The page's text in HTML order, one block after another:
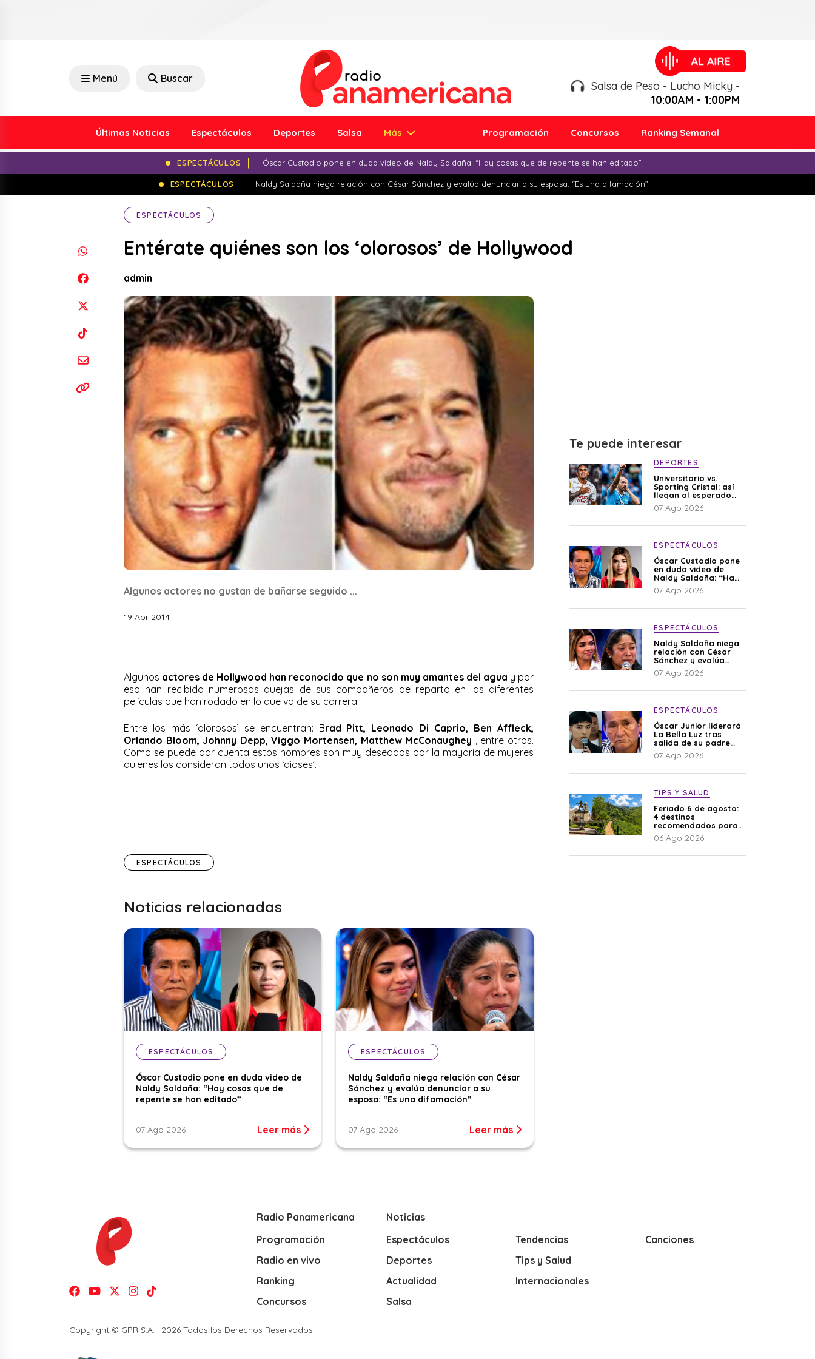
Menú Buscar
Salsa de Peso - Lucho Micky -
10:00AM - 1:00PM
Últimas Noticias Espectáculos Deportes Salsa Más Programación Concursos Ranking Semanal
ESPECTÁCULOS Óscar Custodio pone en duda video de Naldy Saldaña: “Hay cosas que de repente se han editado”
ESPECTÁCULOS Naldy Saldaña niega relación con César Sánchez y evalúa denunciar a su esposa: “Es una difamación”
ESPECTÁCULOS
Entérate quiénes son los ‘olorosos’ de Hollywood
admin
Algunos actores no gustan de bañarse seguido ...
19 Abr 2014
Algunos actores de Hollywood han reconocido que no son muy amantes del agua y por
eso han recibido numerosas quejas de sus compañeros de reparto en las diferentes
películas que han rodado en lo que va de su carrera.
Entre los más ‘olorosos’ se encuentran: Brad Pitt, Leonado Di Caprio, Ben Affleck,
Orlando Bloom, Johnny Depp, Viggo Mortensen, Matthew McConaughey , entre otros.
Como se puede dar cuenta estos hombres son muy deseados por la mayoría de mujeres
quienes los consideran todos unos ‘dioses’.
ESPECTÁCULOS
Noticias relacionadas
ESPECTÁCULOS
Óscar Custodio pone en duda video de
Naldy Saldaña: “Hay cosas que de
repente se han editado”
07 Ago 2026 Leer más
ESPECTÁCULOS
Naldy Saldaña niega relación con César
Sánchez y evalúa denunciar a su
esposa: “Es una difamación”
07 Ago 2026 Leer más
Te puede interesar
DEPORTES
Universitario vs.
Sporting Cristal: así
llegan al esperado
duelo
07 Ago 2026
ESPECTÁCULOS
Óscar Custodio pone
en duda video de
Naldy Saldaña: “Hay
cosas que de repente
se han editado”
07 Ago 2026
ESPECTÁCULOS
Naldy Saldaña niega
relación con César
Sánchez y evalúa
denunciar a su
esposa: “Es una
07 Ago 2026
ESPECTÁCULOS
Óscar Junior liderará
La Bella Luz tras
salida de su padre
por polémica con
Naldy Saldaña
07 Ago 2026
TIPS Y SALUD
Feriado 6 de agosto:
4 destinos
recomendados para
disfrutar el descanso
06 Ago 2026
Radio Panamericana
Programación
Radio en vivo
Ranking
Concursos
Noticias
Espectáculos
Deportes
Actualidad
Salsa
Tendencias
Tips y Salud
Internacionales
Canciones
Copyright © GPR S.A. | 2026 Todos los Derechos Reservados.